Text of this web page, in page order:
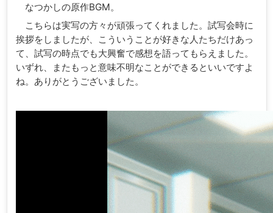
なつかしの原作BGM。
こちらは実写の方々が頑張ってくれました。試写会時に
挨拶をしましたが、こういうことが好きな人たちだけあっ
て、試写の時点でも大興奮で感想を語ってもらえました。
いずれ、またもっと意味不明なことができるといいですよ
ね。ありがとうございました。